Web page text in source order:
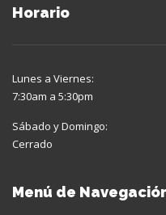
Horario
Lunes a Viernes:
7:30am a 5:30pm
Sábado y Domingo:
Cerrado
Menú de